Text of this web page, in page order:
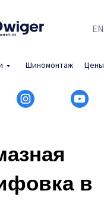
EN
Цены
Шиномонтаж
в